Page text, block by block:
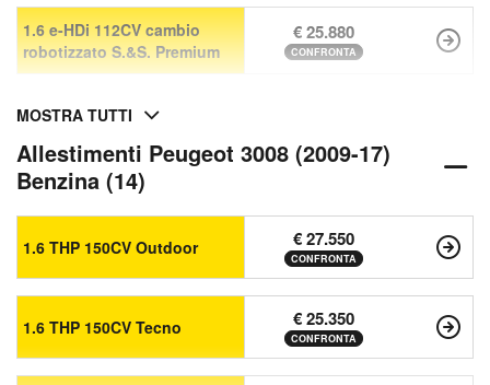
1.6 e-HDi 112CV cambio
robotizzato S.&S. Premium
€ 25.880
CONFRONTA
MOSTRA TUTTI
Allestimenti Peugeot 3008 (2009-17)
Benzina (14)
1.6 THP 150CV Outdoor € 27.550
CONFRONTA
1.6 THP 150CV Tecno € 25.350
CONFRONTA